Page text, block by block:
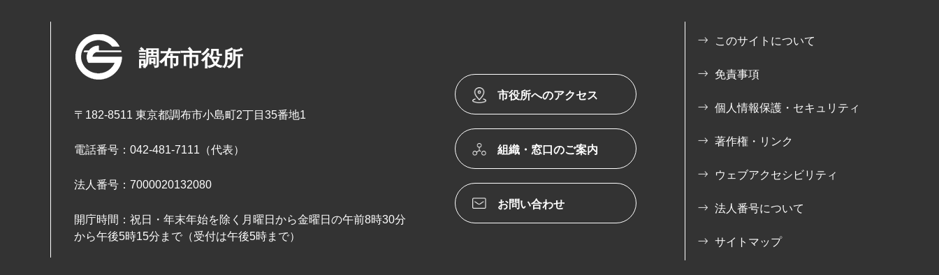
調布市役所
〒182-8511 東京都調布市小島町2丁目35番地1
電話番号：042-481-7111（代表）
法人番号：7000020132080
開庁時間：祝日・年末年始を除く月曜日から金曜日の午前8時30分
から午後5時15分まで（受付は午後5時まで）
市役所へのアクセス
組織・窓口のご案内
お問い合わせ
このサイトについて
免責事項
個人情報保護・セキュリティ
著作権・リンク
ウェブアクセシビリティ
法人番号について
サイトマップ